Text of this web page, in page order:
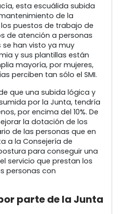
esta escuálida subida
de la
puestos de trabajo de
de atención a personas
han visto ya muy
y sus plantillas están
mayoría, por mujeres,
perciben tan sólo el SMI.
que una subida lógica y
por la Junta, tendría
por encima del 10%. De
la dotación de los
de las personas que en
a la Consejería de
para conseguir una
servicio que prestan los
personas con
parte de la Junta